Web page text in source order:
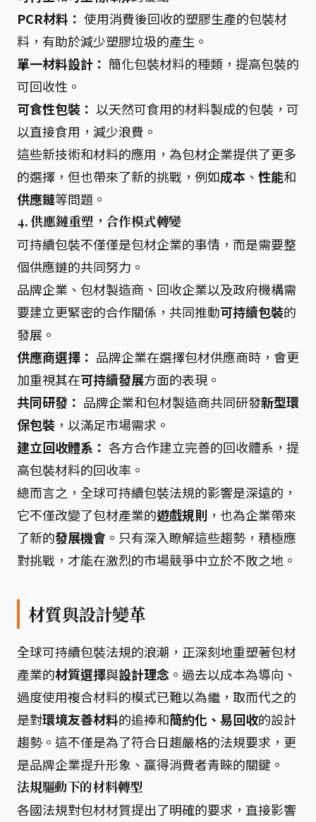
PCR材料： 使用消費後回收的塑膠生產的包裝材
料，有助於減少塑膠垃圾的產生。
單一材料設計： 簡化包裝材料的種類，提高包裝的
可回收性。
可食性包裝： 以天然可食用的材料製成的包裝，可
以直接食用，減少浪費。
這些新技術和材料的應用，為包材企業提供了更多
的選擇，但也帶來了新的挑戰，例如成本 、 性能和
供應鏈等問題。
4. 供應鏈重塑，合作模式轉變
可持續包裝不僅僅是包材企業的事情，而是需要整
個供應鏈的共同努力。
品牌企業、包材製造商、回收企業以及政府機構需
要建立更緊密的合作關係，共同推動可持續包裝的
發展。
供應商選擇： 品牌企業在選擇包材供應商時，會更
加重視其在可持續發展方面的表現。
共同研發： 品牌企業和包材製造商共同研發新型環
保包裝 ，以滿足市場需求。
建立回收體系： 各方合作建立完善的回收體系，提
高包裝材料的回收率。
總而言之，全球可持續包裝法規的影響是深遠的，
它不僅改變了包材產業的遊戲規則 ，也為企業帶來
了新的發展機會 。只有深入瞭解這些趨勢，積極應
對挑戰，才能在激烈的市場競爭中立於不敗之地。
材質與設計變革
全球可持續包裝法規的浪潮，正深刻地重塑著包材
產業的材質選擇與設計理念 。過去以成本為導向、
過度使用複合材料的模式已難以為繼，取而代之的
是對環境友善材料的追捧和簡約化、易回收的設計
趨勢。這不僅是為了符合日趨嚴格的法規要求，更
是品牌企業提升形象、贏得消費者青睞的關鍵。
法規驅動下的材料轉型
各國法規對包材材質提出了明確的要求，直接影響